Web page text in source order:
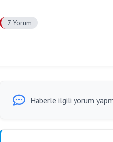
7 Yorum
Haberle ilgili yorum